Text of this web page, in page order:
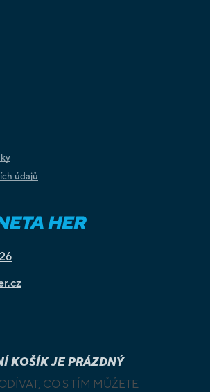
údajů
KOŠÍK JE PRÁZDNÝ
CO S TÍM MŮŽETE